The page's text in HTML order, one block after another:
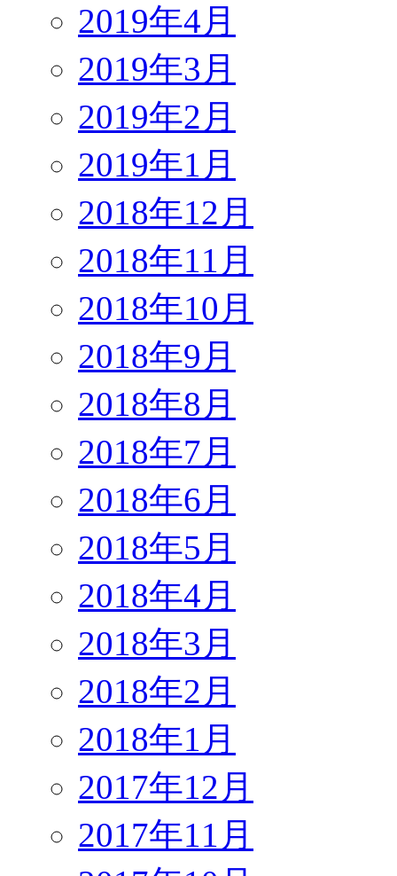
2019年4月
2019年3月
2019年2月
2019年1月
2018年12月
2018年11月
2018年10月
2018年9月
2018年8月
2018年7月
2018年6月
2018年5月
2018年4月
2018年3月
2018年2月
2018年1月
2017年12月
2017年11月